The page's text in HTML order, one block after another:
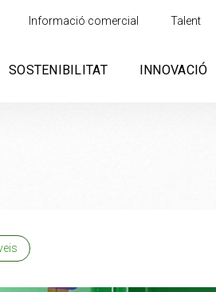
Informació comercial Talent
SOSTENIBILITAT INNOVACIÓ